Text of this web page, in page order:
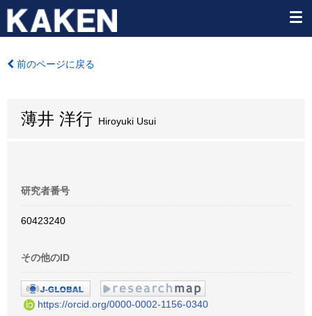
前のページに戻る
薄井 洋行 Hiroyuki Usui
研究者番号
60423240
その他のID
https://orcid.org/0000-0002-1156-0340